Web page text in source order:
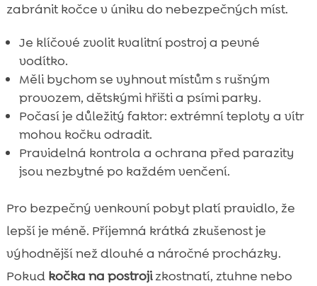
zabránit kočce v úniku do nebezpečných míst.
Je klíčové zvolit kvalitní postroj a pevné
vodítko.
Měli bychom se vyhnout místům s rušným
provozem, dětskými hřišti a psími parky.
Počasí je důležitý faktor: extrémní teploty a vítr
mohou kočku odradit.
Pravidelná kontrola a ochrana před parazity
jsou nezbytné po každém venčení.
Pro bezpečný venkovní pobyt platí pravidlo, že
lepší je méně. Příjemná krátká zkušenost je
výhodnější než dlouhé a náročné procházky.
Pokud kočka na postrojizkostnatí, ztuhne nebo